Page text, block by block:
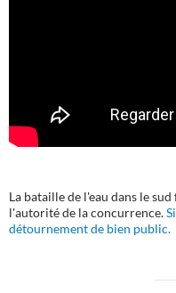
La bataille de l'eau dans le
l'autorité de la concurrence.
détournement de bien public.